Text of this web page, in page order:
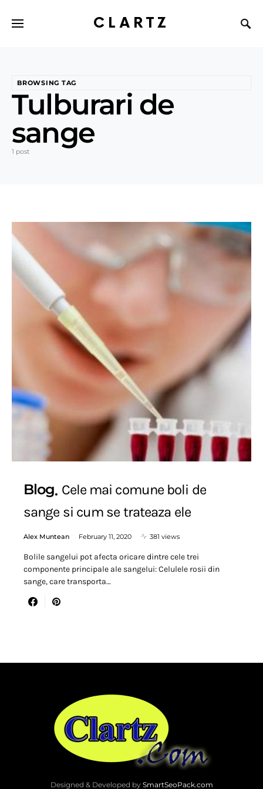
CLARTZ
BROWSING TAG
Tulburari de
sange
1 post
Blog Cele mai comune boli de
sange si cum se trateaza ele
Alex Muntean February 11, 2020 381 views
Bolile sangelui pot afecta oricare dintre cele trei
componente principale ale sangelui: Celulele rosii din
sange, care transporta…
Designed & Developed by SmartSeoPack.com